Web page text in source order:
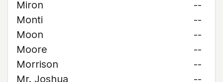
Miron
--
Monti
--
Moon
--
Moore
--
Morrison
--
Mr. Joshua
--